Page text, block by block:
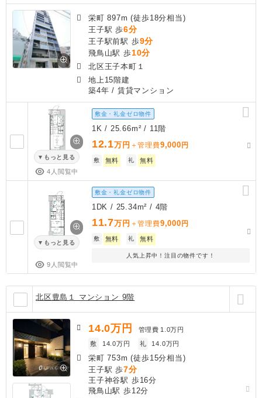
栄町 897m (徒歩18分相当)
王子駅 歩6分
王子駅前駅 歩9分
飛鳥山駅 歩10分
北区王子本町１
地上15階建
築4年 / 賃貸マンション
もっと見る
4人閲覧中
敷金・礼金ゼロ物件
1K / 25.66m² / 11階
12.1万円 ＋管理費9,000 円
敷 無料 礼 無料
もっと見る
9人閲覧中
敷金・礼金ゼロ物件
1DK / 25.34m² / 4階
11.7万円 ＋管理費9,000 円
敷 無料 礼 無料
人気上昇中！注目の物件です！
北区豊島１ マンション 9階
14.0万円 管理費 1.0万円
敷
14.0万円 礼 14.0万円
栄町 753m (徒歩15分相当)
王子駅 歩7分
王子神谷駅 歩16分
飛鳥山駅 歩12分